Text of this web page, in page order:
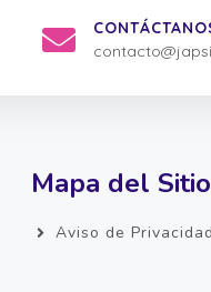
Mapa del Sitio
Aviso de Privacidad